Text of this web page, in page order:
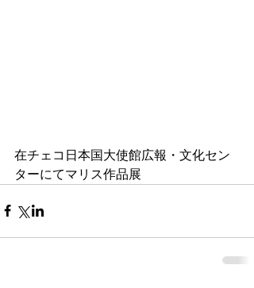
在チェコ日本国大使館広報・文化セン
ターにてマリス作品展